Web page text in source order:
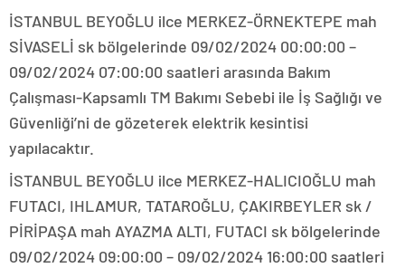
İSTANBUL BEYOĞLU ilce MERKEZ-ÖRNEKTEPE mah
SİVASELİ sk bölgelerinde 09/02/2024 00:00:00 –
09/02/2024 07:00:00 saatleri arasında Bakım
Çalışması-Kapsamlı TM Bakımı Sebebi ile İş Sağlığı ve
Güvenliği’ni de gözeterek elektrik kesintisi
yapılacaktır.
İSTANBUL BEYOĞLU ilce MERKEZ-HALICIOĞLU mah
FUTACI, IHLAMUR, TATAROĞLU, ÇAKIRBEYLER sk /
PİRİPAŞA mah AYAZMA ALTI, FUTACI sk bölgelerinde
09/02/2024 09:00:00 – 09/02/2024 16:00:00 saatleri